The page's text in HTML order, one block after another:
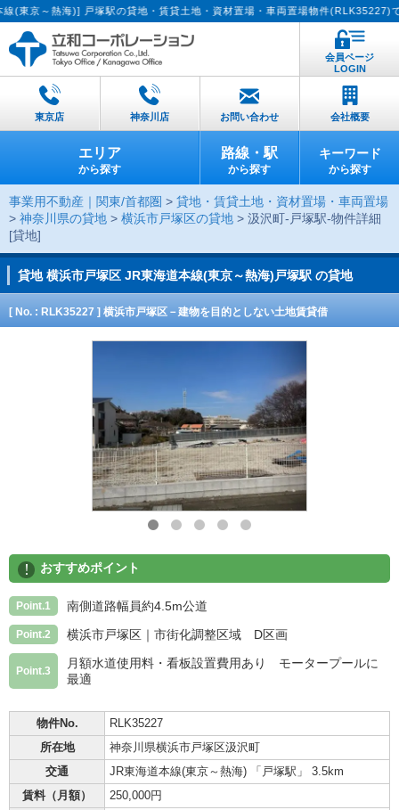
)] 戸塚駅の貸地・賃貸土地・資材置場・車両置場物件(RLK35227)です。【貸
会員ページ
LOGIN
東京店 神奈川店 お問い合わせ 会社概要
エリア
から探す
路線・駅
から探す
キーワード
から探す
事業用不動産｜関東/首都圏 > 貸地・賃貸土地・資材置場・車両置場
> 神奈川県の貸地 > 横浜市戸塚区の貸地 > 汲沢町-戸塚駅-物件詳細
[貸地]
貸地横浜市戸塚区 JR東海道本線(東京～熱海)戸塚駅 の貸地
[ No. : RLK35227 ] 横浜市戸塚区－建物を目的としない土地賃貸借
! おすすめポイント
Point.1 南側道路幅員約4.5m公道
Point.2 横浜市戸塚区｜市街化調整区域 D区画
Point.3
月額水道使用料・看板設置費用あり モータープールに
最適
物件No.
RLK35227
所在地
神奈川県横浜市戸塚区汲沢町
交通
JR東海道本線(東京～熱海) 「戸塚駅」 3.5km
賃料（月額）
250,000円